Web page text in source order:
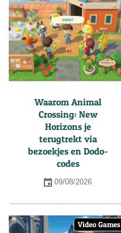
Waarom Animal
Crossing: New
Horizons je
terugtrekt via
bezoekjes en Dodo-
codes
09/08/2026
Video Games